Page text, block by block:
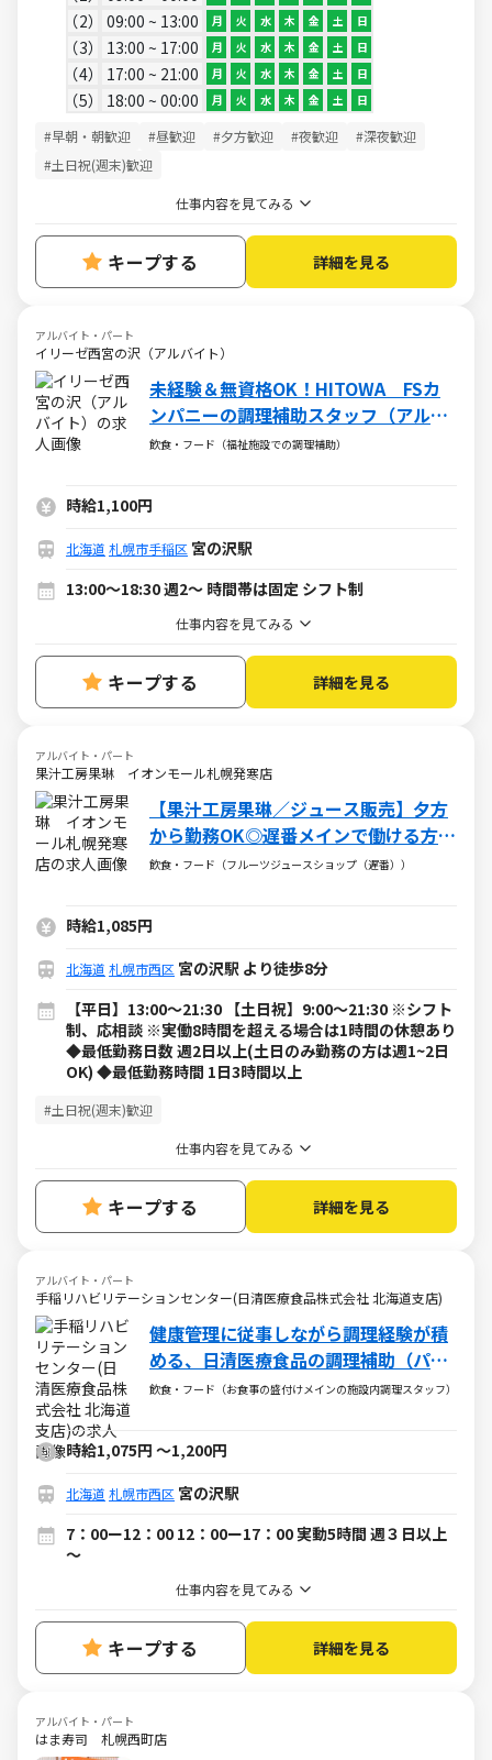
2 09:00 ~ 13:00 月 火 水 木 金 土 日
3 13:00 ~ 17:00 月 火 水 木 金 土 日
4 17:00 ~ 21:00 月 火 水 木 金 土 日
5 18:00 ~ 00:00 月 火 水 木 金 土 日
#早朝・朝歓迎 #昼歓迎 #夕方歓迎 #夜歓迎
#深夜歓迎
#土日祝(週末)歓迎
仕事内容を見てみる
キープする 詳細を見る
アルバイト・パート
イリーゼ西宮の沢（アルバイト）
未経験＆無資格OK！HITOWA FSカ
ンパニーの調理補助スタッフ（アルバ
イト・パート）求人
飲食・フード（福祉施設での調理補助）
時給1,100円
北海道 札幌市手稲区 宮の沢駅
13:00～18:30 週2～ 時間帯は固定 シフト制
仕事内容を見てみる
キープする 詳細を見る
アルバイト・パート
果汁工房果琳 イオンモール札幌発寒店
【果汁工房果琳／ジュース販売】夕方
から勤務OK◎遅番メインで働ける方歓
迎！
飲食・フード（フルーツジュースショップ（遅番））
時給1,085円
北海道 札幌市西区 宮の沢駅 より徒歩8分
【平日】13:00～21:30 【土日祝】9:00～21:30 ※シフト
制、応相談 ※実働8時間を超える場合は1時間の休憩あり
◆最低勤務日数 週2日以上(土日のみ勤務の方は週1~2日
OK) ◆最低勤務時間 1日3時間以上
#土日祝(週末)歓迎
仕事内容を見てみる
キープする 詳細を見る
アルバイト・パート
手稲リハビリテーションセンター(日清医療食品株式会社 北海道支店)
健康管理に従事しながら調理経験が積
める、日清医療食品の調理補助（パー
ト・アルバイト）求人
飲食・フード（お食事の盛付けメインの施設内調理スタッフ）
時給1,075円 ～1,200円
北海道 札幌市西区 宮の沢駅
7：00ー12：00 12：00ー17：00 実動5時間 週３日以上
～
仕事内容を見てみる
キープする 詳細を見る
アルバイト・パート
はま寿司 札幌西町店